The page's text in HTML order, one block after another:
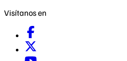
Visítanos en